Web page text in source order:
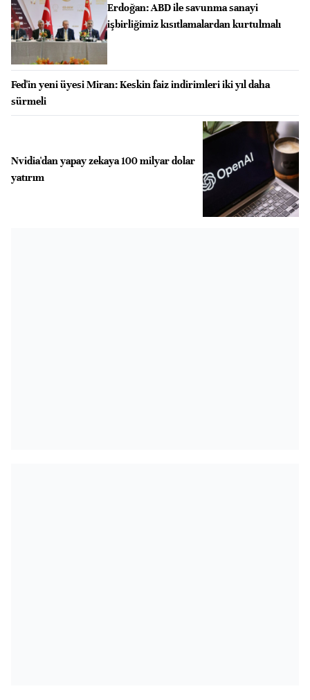
Erdoğan: ABD ile savunma sanayi
işbirliğimiz kısıtlamalardan kurtulmalı
Fed'in yeni üyesi Miran: Keskin faiz indirimleri iki yıl daha
sürmeli
Nvidia'dan yapay zekaya 100 milyar dolar
yatırım